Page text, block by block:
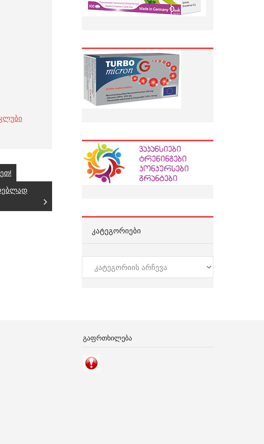
ᲙᲐᲢᲔᲒᲝᲠᲘᲔᲑᲘ
კატეგორიები
ᲒᲐᲤᲠᲗᲮᲘᲚᲔᲑᲐ